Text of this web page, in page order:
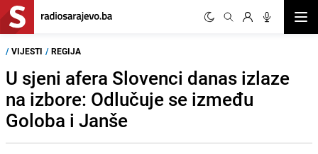
/ VIJESTI / REGIJA
U sjeni afera Slovenci danas izlaze
na izbore: Odlučuje se između
Goloba i Janše